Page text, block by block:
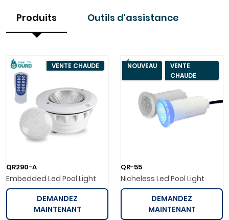
Produits Outils d'assistance
VENTE CHAUDE
QR290-A
Embedded Led Pool Light
DEMANDEZ
MAINTENANT
NOUVEAU
VENTE
CHAUDE
QR-55
Nicheless Led Pool Light
DEMANDEZ
MAINTENANT